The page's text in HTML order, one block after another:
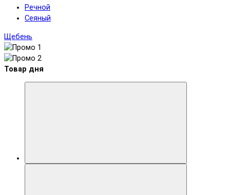
Речной
Сеяный
Щебень
Товар дня